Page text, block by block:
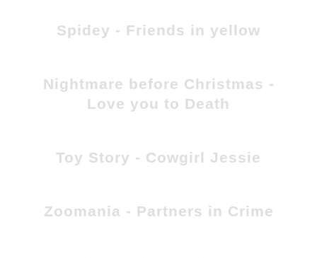
Spidey - Friends in yellow
Nightmare before Christmas -
Love you to Death
Toy Story - Cowgirl Jessie
Zoomania - Partners in Crime